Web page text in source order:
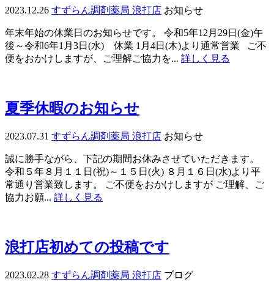
2023.12.26 すずらん調剤薬局 浪打店 お知らせ
年末年始の休業日のお知らせです。 令和5年12月29日(金)午
後～令和6年1月3日(水) 休業 1月4日(木)より通常営業 ご不
便をおかけしますが、ご理解ご協力を... 詳しく見る
夏季休暇のお知らせ
2023.07.31 すずらん調剤薬局 浪打店 お知らせ
誠に勝手ながら、下記の期間お休みさせていただきます。
令和５年８月１１日(祝)～１５日(火) ８月１６日(水)より平
常通り営業致します。 ご不便をおかけしますが ご理解、ご
協力お願... 詳しく見る
浪打店初めての投稿です
2023.02.28 すずらん調剤薬局 浪打店 ブログ